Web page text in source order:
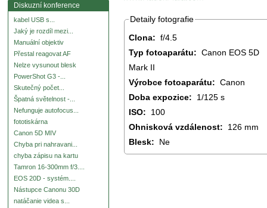
Diskuzní konference
kabel USB s...
Jaký je rozdíl mezi...
Manuální objektiv
Přestal reagovat AF
Nelze vysunout blesk
PowerShot G3 -...
Skutečný počet...
Špatná světelnost -...
Nefunguje autofocus...
fototiskárna
Canon 5D MIV
Chyba pri nahravani...
chyba zápisu na kartu
Tamron 16-300mm f/3....
EOS 20D - systém....
Nástupce Canonu 30D
natáčanie videa s...
Detaily fotografie
Clona: f/4.5
Typ fotoaparátu:
Mark II
Výrobce fotoaparátu: Canon
Doba expozice:
1/125 s
ISO:
100
Ohnisková vzdálenost:
126 mm
Blesk:
Ne